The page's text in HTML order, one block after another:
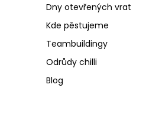
Dny otevřených vrat
Kde pěstujeme
Teambuildingy
Odrůdy chilli
Blog